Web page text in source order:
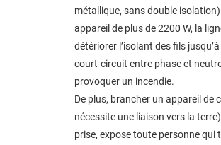
métallique, sans double
appareil de plus de 2200 W, la
détériorer l’isolant des fils
court-circuit entre phase et
provoquer un incendie.
De plus, brancher un appareil de
nécessite une liaison vers la
prise, expose toute personne qui